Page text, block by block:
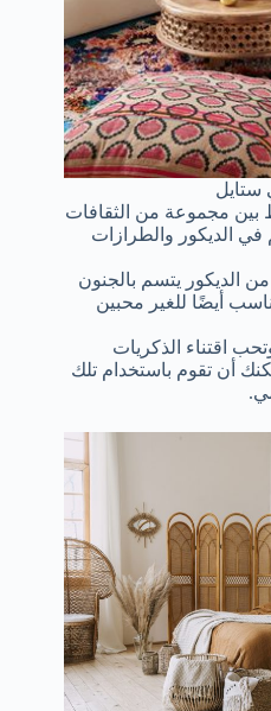
ستايل
بين مجموعة من الثقافات
في الديكور والطرازات
الديكور يتسم بالجنون
أيضًا للغير محبين
اقتناء الذكريات
أن تقوم باستخدام تلك